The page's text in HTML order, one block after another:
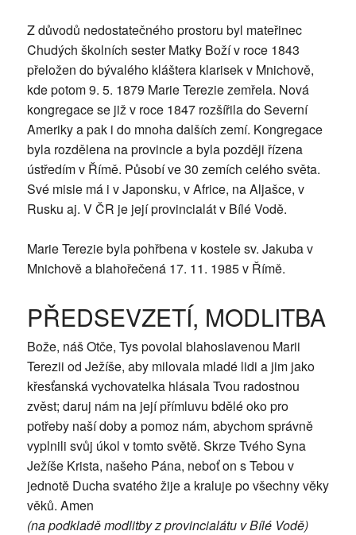
Z důvodů nedostatečného prostoru byl mateřinec
Chudých školních sester Matky Boží v roce 1843
přeložen do bývalého kláštera klarisek v Mnichově,
kde potom 9. 5. 1879 Marie Terezie zemřela. Nová
kongregace se již v roce 1847 rozšířila do Severní
Ameriky a pak i do mnoha dalších zemí. Kongregace
byla rozdělena na provincie a byla později řízena
ústředím v Římě. Působí ve 30 zemích celého světa.
Své misie má i v Japonsku, v Africe, na Aljašce, v
Rusku aj. V ČR je její provincialát v Bílé Vodě.
Marie Terezie byla pohřbena v kostele sv. Jakuba v
Mnichově a blahořečená 17. 11. 1985 v Římě.
PŘEDSEVZETÍ, MODLITBA
Bože, náš Otče, Tys povolal blahoslavenou Marii
Terezii od Ježíše, aby milovala mladé lidi a jim jako
křesťanská vychovatelka hlásala Tvou radostnou
zvěst; daruj nám na její přímluvu bdělé oko pro
potřeby naší doby a pomoz nám, abychom správně
vyplnili svůj úkol v tomto světě. Skrze Tvého Syna
Ježíše Krista, našeho Pána, neboť on s Tebou v
jednotě Ducha svatého žije a kraluje po všechny věky
věků. Amen
(na podkladě modlitby z provincialátu v Bílé Vodě)